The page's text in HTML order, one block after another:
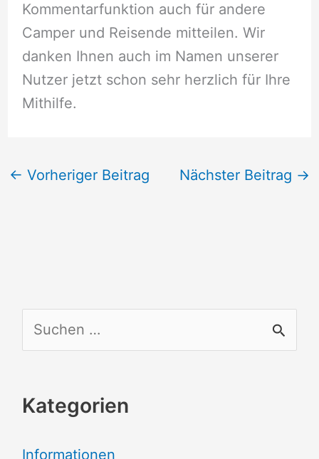
Kommentarfunktion auch für andere
Camper und Reisende mitteilen. Wir
danken Ihnen auch im Namen unserer
Nutzer jetzt schon sehr herzlich für Ihre
Mithilfe.
← Vorheriger Beitrag Nächster Beitrag →
u
h
Kategorien
Informationen